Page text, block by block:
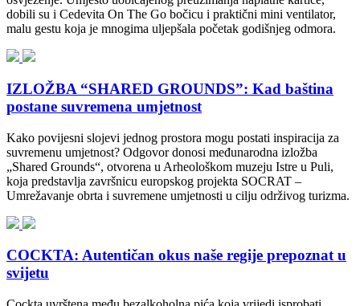
dobili su i Cedevita On The Go bočicu i praktični mini ventilator,
malu gestu koja je mnogima uljepšala početak godišnjeg odmora.
IZLOŽBA “SHARED GROUNDS”: Kad baština
postane suvremena umjetnost
Kako povijesni slojevi jednog prostora mogu postati inspiracija za
suvremenu umjetnost? Odgovor donosi međunarodna izložba
„Shared Grounds“, otvorena u Arheološkom muzeju Istre u Puli,
koja predstavlja završnicu europskog projekta SOCRAT –
Umrežavanje obrta i suvremene umjetnosti u cilju održivog turizma.
COCKTA: Autentičan okus naše regije prepoznat u
svijetu